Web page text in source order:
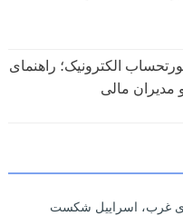
الکترونیک؛ راهنمای
مدیران مالی
غرب، اسراییل شکست